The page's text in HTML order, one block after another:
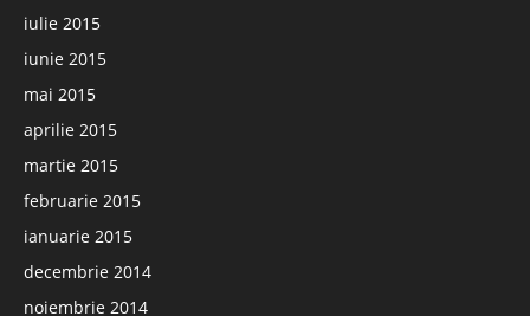
iulie 2015
iunie 2015
mai 2015
aprilie 2015
martie 2015
februarie 2015
ianuarie 2015
decembrie 2014
noiembrie 2014